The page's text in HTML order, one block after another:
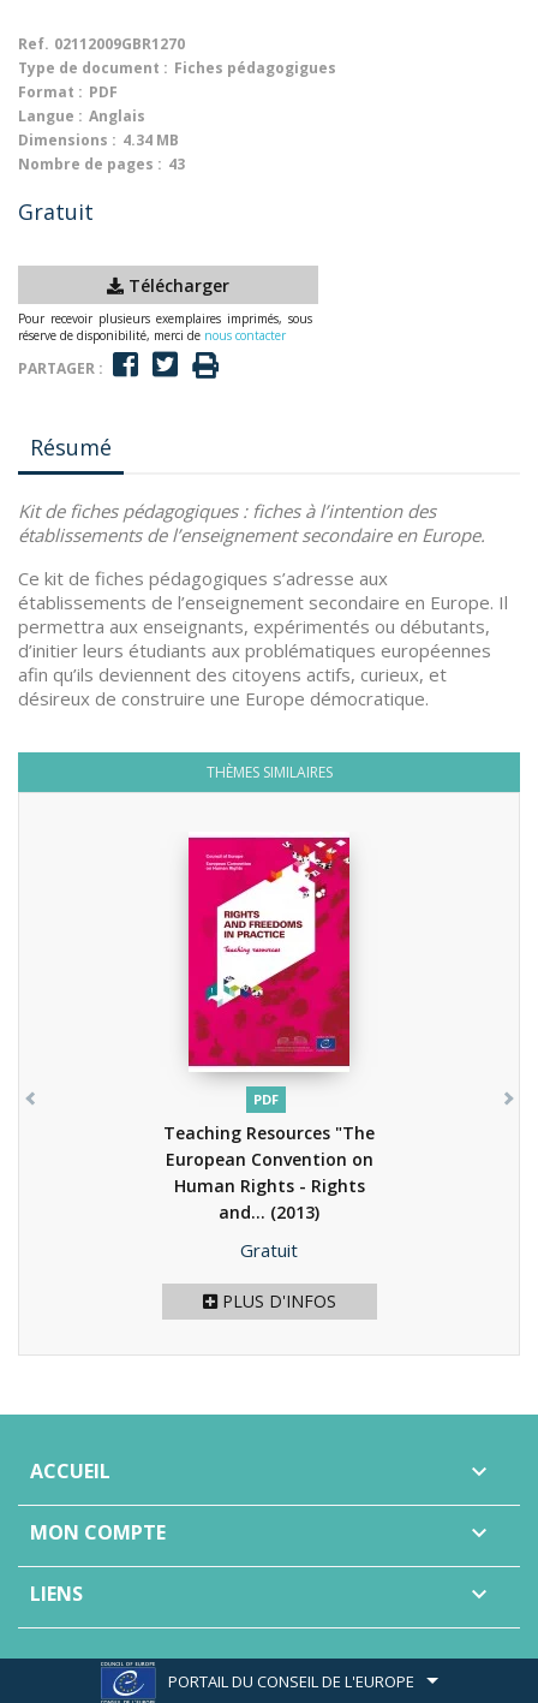
Ref. 02112009GBR1270
Type de document : Fiches pédagogigues
Format : PDF
Langue : Anglais
Dimensions : 4.34 MB
Nombre de pages : 43
Gratuit
Télécharger
Pour recevoir plusieurs exemplaires imprimés, sous
réserve de disponibilité, merci de nous contacter
PARTAGER :
Résumé
Kit de fiches pédagogiques :fiches à l’intention des
établissements de l’enseignement secondaire en Europe.
Ce kit de fiches pédagogiques s’adresse aux
établissements de l’enseignement secondaire en Europe. Il
permettra aux enseignants, expérimentés ou débutants,
d’initier leurs étudiants aux problématiques européennes
afin qu’ils deviennent des citoyens actifs, curieux, et
désireux de construire une Europe démocratique.
THÈMES SIMILAIRES
PDF
Teaching Resources "The
European Convention on
Human Rights - Rights
and... (2013)
Prix
Gratuit
PLUS D'INFOS
ACCUEIL 
MON COMPTE 
LIENS 
PORTAIL DU CONSEIL DE L'EUROPE